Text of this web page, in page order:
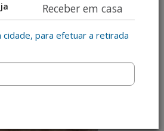
Receber em casa
cidade, para efetuar a retirada